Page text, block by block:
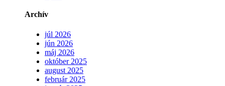
Archív
júl 2026
jún 2026
máj 2026
október 2025
august 2025
február 2025